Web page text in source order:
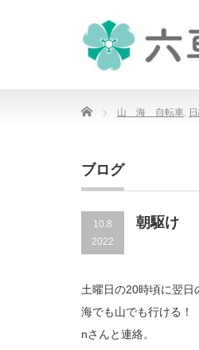
Home 山 海 自転車,
ブログ
10.8
2022
朝駆け
土曜日の20時頃に翌日
海でも山でも行ける！
nさんと連絡。